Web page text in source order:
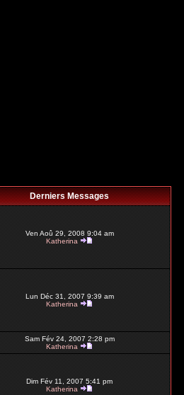
Derniers Messages
Ven Aoû 29, 2008 9:04 am
Katherina
Lun Déc 31, 2007 9:39 am
Katherina
Sam Fév 24, 2007 2:28 pm
Katherina
Dim Fév 11, 2007 5:41 pm
Katherina